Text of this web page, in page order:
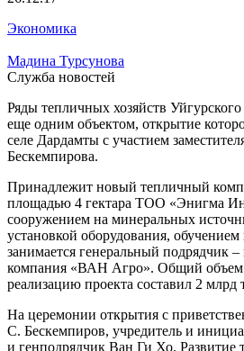
Экономика
Мадина Турсунова
Служба новостей
Ряды тепличных хозяйств
еще одним объектом, открытие
селе Дардамты с участием
Бескемпирова.
Принадлежит новый тепличный
площадью 4 гектара ТОО «Энигма
сооружением на минеральных
установкой оборудования,
занимается генеральный подрядчик
компания «ВАН Агро». Общий объем
реализацию проекта составил 2 млрд
На церемонии открытия с
С. Бескемпиров, учредитель и
и генподрядчик Ван Ги Хо. Развитие